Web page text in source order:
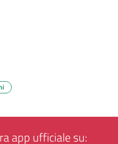
app ufficiale su: